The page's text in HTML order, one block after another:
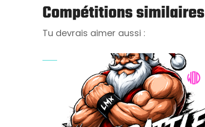
Compétitions similaires
Tu devrais aimer aussi :